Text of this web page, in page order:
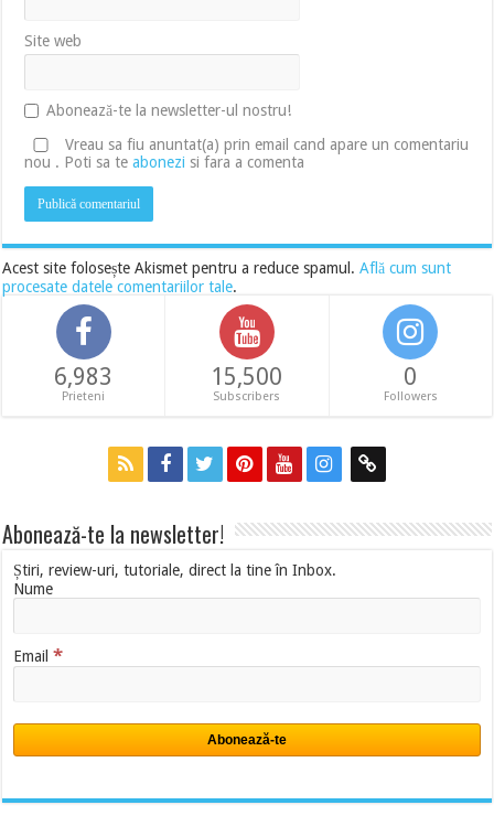
Site web
Abonează-te la newsletter-ul nostru!
Vreau sa fiu anuntat(a) prin email cand apare un comentariu
nou . Poti sa teabonezi si fara a comenta
Acest site folosește Akismet pentru a reduce spamul.Află cum sunt
procesate datele comentariilor tale.
6,983
Prieteni
15,500
Subscribers
0
Followers
Abonează-te la newsletter!
Știri, review-uri, tutoriale, direct la tine în Inbox.
Nume
Email*